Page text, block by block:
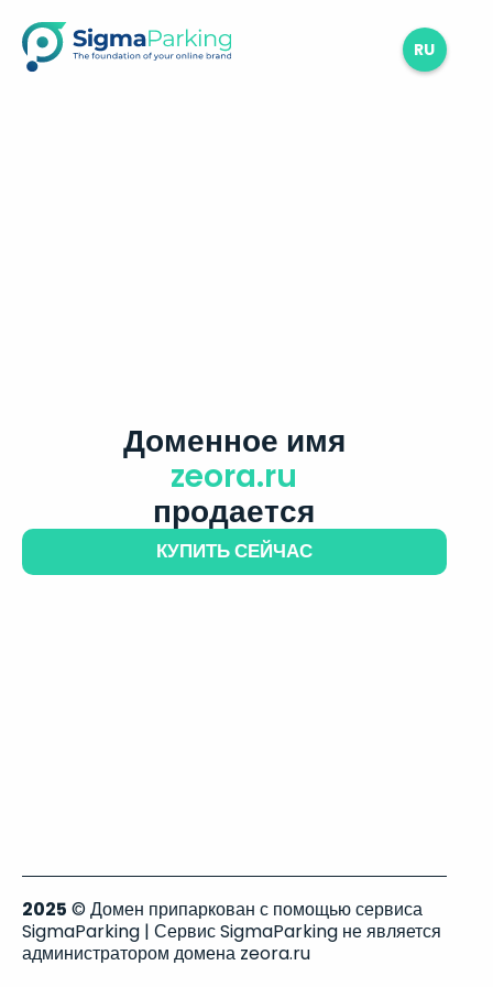
RU
Доменное имя
zeora.ru
продается
КУПИТЬ СЕЙЧАС
2025 © Домен припаркован с помощью сервиса
SigmaParking | Сервис SigmaParking не является
администратором домена zeora.ru